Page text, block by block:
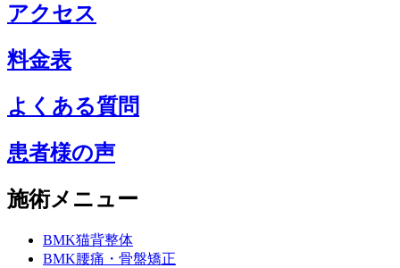
アクセス
料金表
よくある質問
患者様の声
施術メニュー
BMK猫背整体
BMK腰痛・骨盤矯正